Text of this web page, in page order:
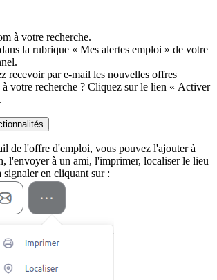
à votre recherche.
la rubrique « Mes alertes emploi » de votre
recevoir par e-mail les nouvelles offres
votre recherche ? Cliquez sur le lien « Activer
de l'offre d'emploi, vous pouvez l'ajouter à
l'envoyer à un ami, l'imprimer, localiser le lieu
signaler en cliquant sur :